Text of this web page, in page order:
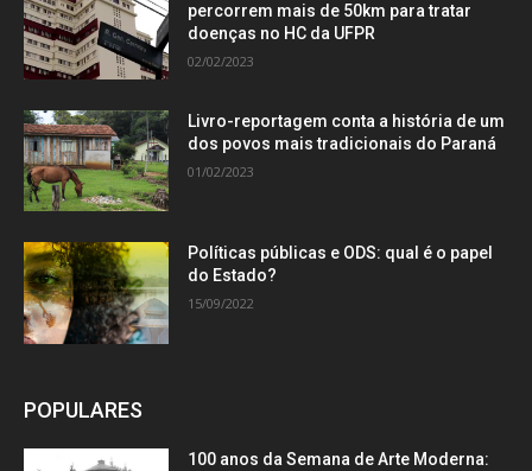
percorrem mais de 50km para tratar
doenças no HC da UFPR
02/02/2023
Livro-reportagem conta a história de um
dos povos mais tradicionais do Paraná
01/02/2023
Políticas públicas e ODS: qual é o papel
do Estado?
15/09/2022
POPULARES
100 anos da Semana de Arte Moderna: